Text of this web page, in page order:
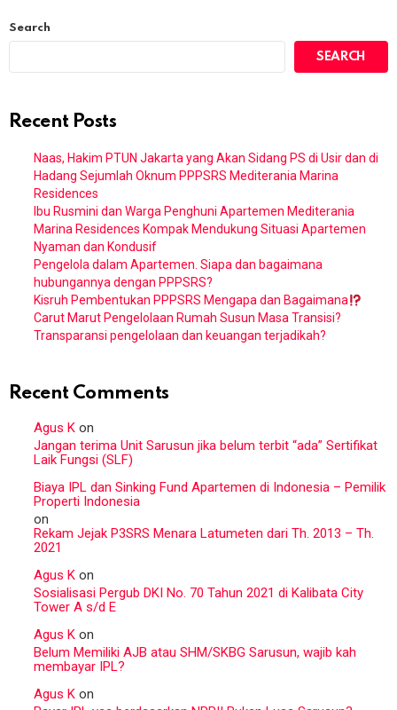
Search
SEARCH
Recent Posts
Naas, Hakim PTUN Jakarta yang Akan Sidang PS di Usir dan di
Hadang Sejumlah Oknum PPPSRS Mediterania Marina
Residences
Ibu Rusmini dan Warga Penghuni Apartemen Mediterania
Marina Residences Kompak Mendukung Situasi Apartemen
Nyaman dan Kondusif
Pengelola dalam Apartemen. Siapa dan bagaimana
hubungannya dengan PPPSRS?
Kisruh Pembentukan PPPSRS Mengapa dan Bagaimana
Carut Marut Pengelolaan Rumah Susun Masa Transisi?
Transparansi pengelolaan dan keuangan terjadikah?
Recent Comments
Agus K on
Jangan terima Unit Sarusun jika belum terbit “ada” Sertifikat
Laik Fungsi (SLF)
Biaya IPL dan Sinking Fund Apartemen di Indonesia – Pemilik
Properti Indonesia
on
Rekam Jejak P3SRS Menara Latumeten dari Th. 2013 – Th.
2021
Agus K on
Sosialisasi Pergub DKI No. 70 Tahun 2021 di Kalibata City
Tower A s/d E
Agus K on
Belum Memiliki AJB atau SHM/SKBG Sarusun, wajib kah
membayar IPL?
Agus K on